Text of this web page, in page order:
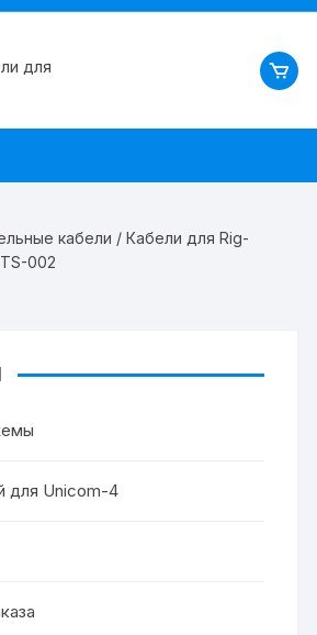
для
кабели /Кабели для Rig-
002
для Unicom-4